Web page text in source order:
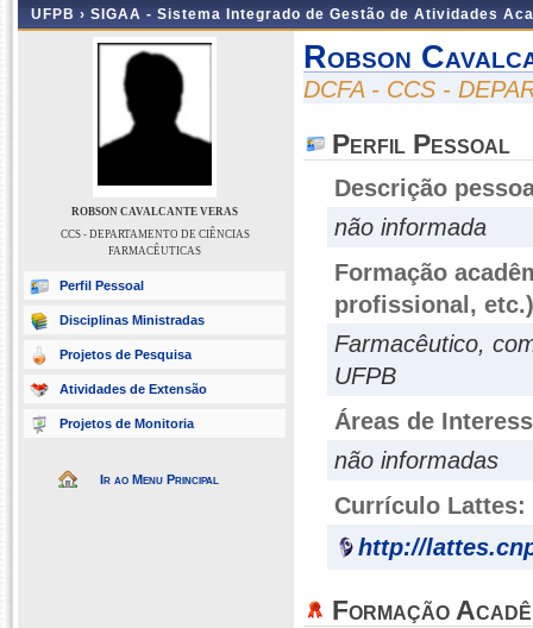
UFPB › SIGAA - Sistema Integrado de Gestão de Atividades
ROBSON CAVALCANTE VERAS
CCS - DEPARTAMENTO DE CIÊNCIAS
FARMACÊUTICAS
Perfil Pessoal
Disciplinas Ministradas
Projetos de Pesquisa
Atividades de Extensão
Projetos de Monitoria
Ir ao Menu Principal
Robson
DCFA - CCS -
Perfil Pessoal
Descrição
não informada
Formação
profissional, etc.)
Farmacêutico,
UFPB
Áreas de
não informadas
Currículo Lattes:
http://
Formação